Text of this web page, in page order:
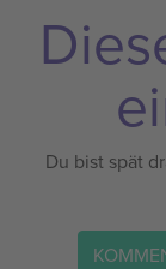
Du bist spät